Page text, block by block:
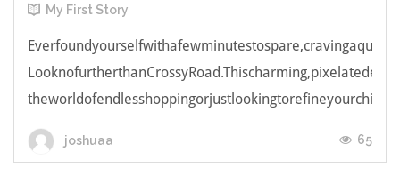
My First Story
joshuaa 65